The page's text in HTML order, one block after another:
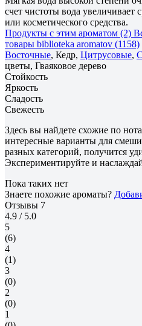
счет чистоты вода
или косметического средства.
Продукты с этим ароматом (2)
товары biblioteka aromatov (1158)
Восточные, Кедр, Цитрусовые,
цветы, Гваяковое дерево
Стойкость
Яркость
Сладость
Свежесть
Здесь вы найдете схожие по
интересные варианты для
разных категорий, получится
Экспериментируйте и
Пока таких нет
Знаете похожие ароматы?
Отзывы 7
4.9 / 5.0
5
(6)
4
(1)
3
(0)
2
(0)
1